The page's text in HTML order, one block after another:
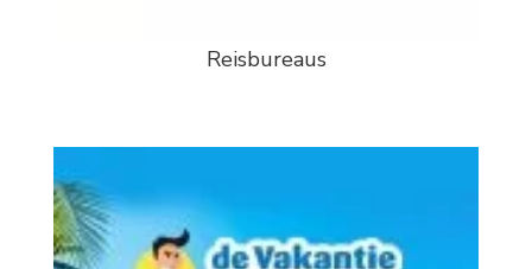
Reisbureaus